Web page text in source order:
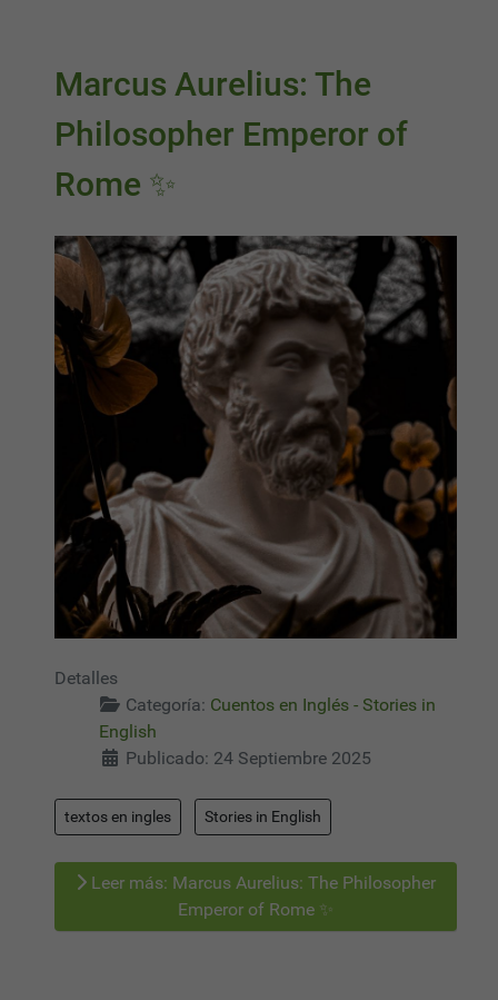
Marcus Aurelius: The
Philosopher Emperor of
Rome ✨
Detalles
Categoría: Cuentos en Inglés - Stories in
English
Publicado: 24 Septiembre 2025
textos en ingles Stories in English
Leer más: Marcus Aurelius: The Philosopher
Emperor of Rome ✨